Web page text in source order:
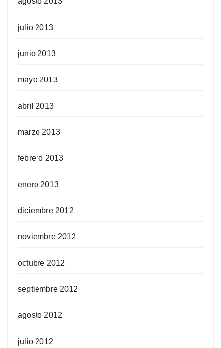
julio 2013
junio 2013
mayo 2013
abril 2013
marzo 2013
febrero 2013
enero 2013
diciembre 2012
noviembre 2012
octubre 2012
septiembre 2012
agosto 2012
julio 2012